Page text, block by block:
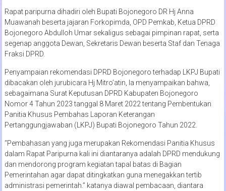
Rapat paripurna dihadiri oleh Bupati Bojonegoro DR Hj Anna
Muawanah beserta jajaran Forkopimda, OPD Pemkab, Ketua DPRD
Bojonegoro Abdulloh Umar sekaligus sebagai pimpinan rapat, serta
segenap anggota Dewan, Sekretaris Dewan beserta Staf dan Tenaga
Fraksi DPRD.
Penyampaian rekomendasi DPRD Bojonegoro terhadap LKPJ Bupati
dibacakan oleh jurubicara Hj Mitro’atin, Ia menyampaikan bahwa,
sebagaimana Surat Keputusan DPRD Kabupaten Bojonegoro
Nomor 4 Tahun 2023 tanggal 8 Maret 2022 tentang Pembentukan
Panitia Khusus Pembahas Laporan Keterangan
Pertanggungjawaban (LKPJ) Bupati Bojonegoro Tahun 2022.
“Pembahasan yang juga merupakan Rekomendasi Panitia Khusus
dalam Rapat Paripurna kali ini diantaranya adalah DPRD mendukung
dan mendorong program kegiatan tapal batas di Bagian
Pemerintahan agar dapat ditingkatkan guna menegakkan tertib
administrasi pemerintah.” katanya diawal pembacaan, diantara